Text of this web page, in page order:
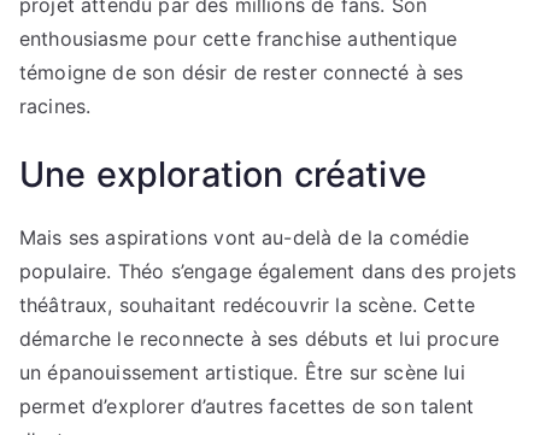
enthousiasme pour cette franchise authentique
témoigne de son désir de rester connecté à ses
racines.
Une exploration créative
Mais ses aspirations vont au-delà de la comédie
populaire. Théo s’engage également dans des projets
théâtraux, souhaitant redécouvrir la scène. Cette
démarche le reconnecte à ses débuts et lui procure
un épanouissement artistique. Être sur scène lui
permet d’explorer d’autres facettes de son talent